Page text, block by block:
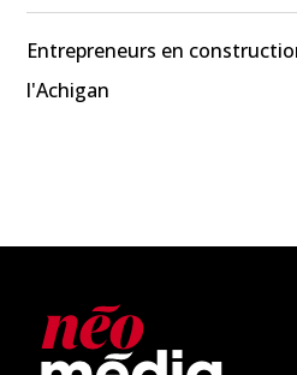
Entrepreneurs en
l'Achigan